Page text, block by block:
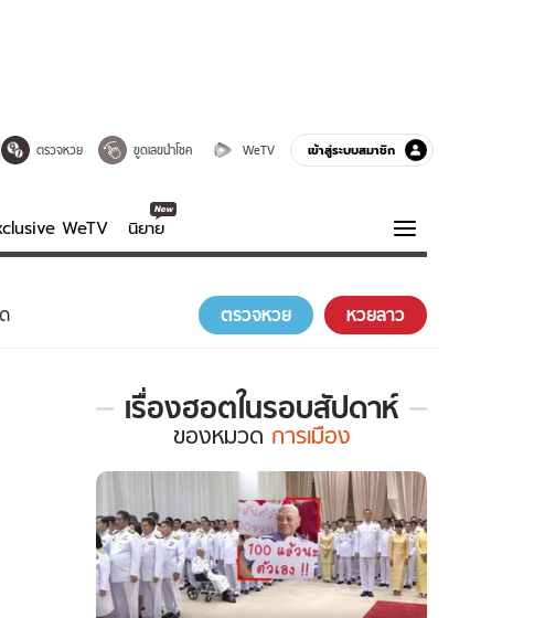
ตรวจหวย ขูดเลขนำโชค WeTV เข้าสู่ระบบสมาชิก
WeTV นิยาย
งครบรส ความรู้รอบตัว
ฮาวทู
ตรวจหวย หวยลาว
เรื่องฮอตในรอบสัปดาห์
เรื่อง
ใน
สัปดาห์
ของ
หมวด
การเมือง
ของหมวด การเมือง